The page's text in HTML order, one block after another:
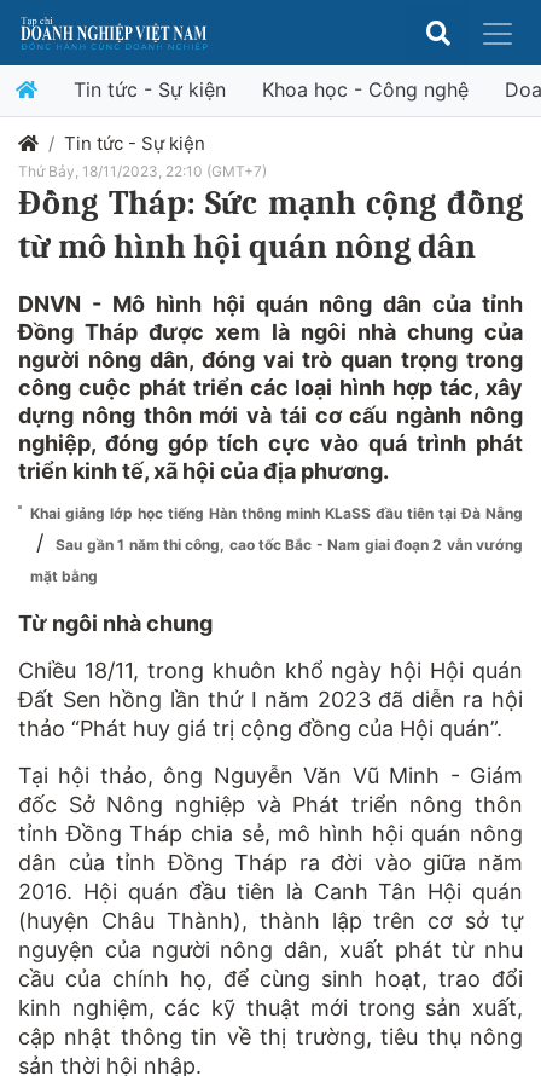
Tin tức - Sự kiện Khoa học - Công nghệ
Tin tức - Sự kiện
Thứ Bảy, 18/11/2023, 22:10 (GMT+7)
Đồng Tháp: Sức mạnh cộng đồng
từ mô hình hội quán nông dân
DNVN - Mô hình hội quán nông dân của tỉnh
Đồng Tháp được xem là ngôi nhà chung của
người nông dân, đóng vai trò quan trọng trong
công cuộc phát triển các loại hình hợp tác, xây
dựng nông thôn mới và tái cơ cấu ngành nông
nghiệp, đóng góp tích cực vào quá trình phát
triển kinh tế, xã hội của địa phương.
Khai giảng lớp học tiếng Hàn thông minh KLaSS đầu tiên tại Đà Nẵng
/
Sau gần 1 năm thi công, cao tốc Bắc - Nam giai đoạn 2 vẫn vướng
mặt bằng
Từ ngôi nhà chung
Chiều 18/11, trong khuôn khổ ngày hội Hội quán
Đất Sen hồng lần thứ I năm 2023 đã diễn ra hội
thảo “Phát huy giá trị cộng đồng của Hội quán”.
Tại hội thảo, ông Nguyễn Văn Vũ Minh - Giám
đốc Sở Nông nghiệp và Phát triển nông thôn
tỉnh Đồng Tháp chia sẻ, mô hình hội quán nông
dân của tỉnh Đồng Tháp ra đời vào giữa năm
2016. Hội quán đầu tiên là Canh Tân Hội quán
(huyện Châu Thành), thành lập trên cơ sở tự
nguyện của người nông dân, xuất phát từ nhu
cầu của chính họ, để cùng sinh hoạt, trao đổi
kinh nghiệm, các kỹ thuật mới trong sản xuất,
cập nhật thông tin về thị trường, tiêu thụ nông
sản thời hội nhập.